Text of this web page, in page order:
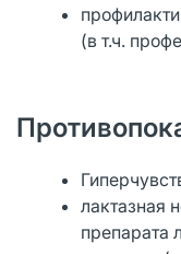
(в т.ч.
лактазная
препарата